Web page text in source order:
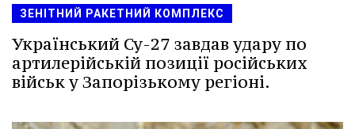
ЗЕНІТНИЙ РАКЕТНИЙ КОМПЛЕКС
Український Су-27 завдав удару по
артилерійській позиції російських
військ у Запорізькому регіоні.